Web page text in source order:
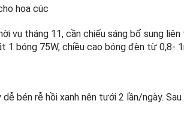
hoa cúc
vụ tháng 11, cần chiếu sáng bổ sung
1 bóng 75W, chiều cao bóng đèn từ 0,8-
dễ bén rễ hồi xanh nên tưới 2 lần/ngày.